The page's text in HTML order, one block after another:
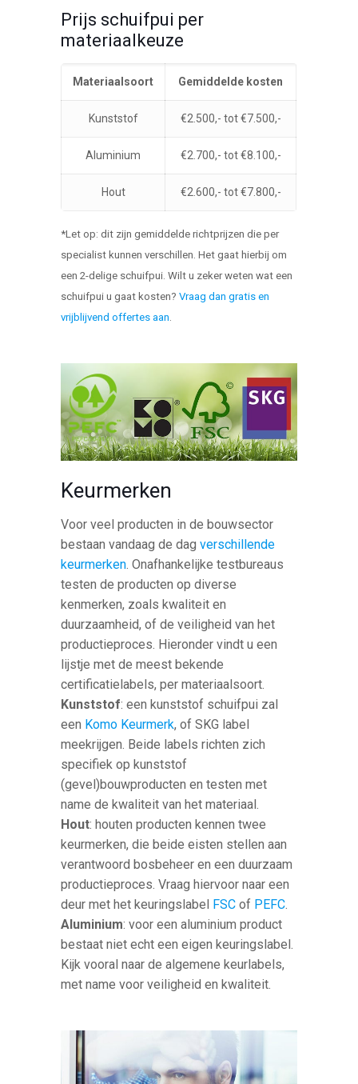
Prijs schuifpui per
materiaalkeuze
Materiaalsoort Gemiddelde kosten
Kunststof €2.500,- tot €7.500,-
Aluminium €2.700,- tot €8.100,-
Hout €2.600,- tot €7.800,-
*Let op: dit zijn gemiddelde richtprijzen die per
specialist kunnen verschillen. Het gaat hierbij om
een 2-delige schuifpui. Wilt u zeker weten wat een
schuifpui u gaat kosten?Vraag dan gratis en
vrijblijvend offertes aan
Keurmerken
Voor veel producten in de bouwsector
bestaan vandaag de dagverschillende
keurmerken. Onafhankelijke testbureaus
testen de producten op diverse
kenmerken, zoals kwaliteit en
duurzaamheid, of de veiligheid van het
productieproces. Hieronder vindt u een
lijstje met de meest bekende
certificatielabels, per materiaalsoort.
Kunststof: een kunststof schuifpui zal
een Komo Keurmerk, of SKG label
meekrijgen. Beide labels richten zich
specifiek op kunststof
(gevel)bouwproducten en testen met
name de kwaliteit van het materiaal.
Hout: houten producten kennen twee
keurmerken, die beide eisten stellen aan
verantwoord bosbeheer en een duurzaam
productieproces. Vraag hiervoor naar een
deur met het keuringslabel FSC of PEFC.
Aluminium: voor een aluminium product
bestaat niet echt een eigen keuringslabel.
Kijk vooral naar de algemene keurlabels,
met name voor veiligheid en kwaliteit.